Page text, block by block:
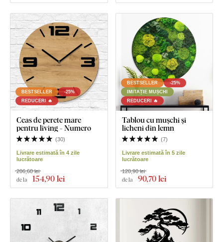
BESTSELLER
-25%
REDUCERI 🔥
Ceas de perete mare
pentru living - Numero
(30)
Livrare estimată în 4 zile
lucrătoare
de la 154,90 lei
206,60 lei
BESTSELLER
-25%
IMITAȚIE MUȘCHI
REDUCERI 🔥
Tablou cu mușchi și
licheni din lemn
(7)
Livrare estimată în 5 zile
lucrătoare
de la 90,70 lei
120,90 lei